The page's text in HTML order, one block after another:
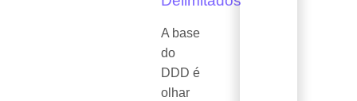
A base
do
DDD é
olhar